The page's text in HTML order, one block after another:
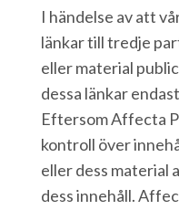
I händelse av att
länkar till tredje
eller material
dessa länkar
Eftersom Affecta
kontroll över
eller dess material
dess innehåll.